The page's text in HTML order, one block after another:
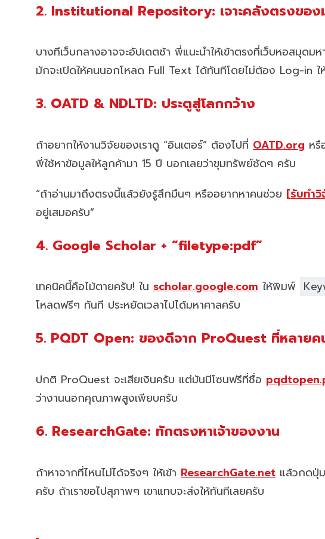
2. Institutional Repository: เจาะคลังตรงขอ
บางทีเว็บกลางอาจจะอัปเดตช้า พี่แนะนำให้เข้าตรงที่เว็บหอสมุดม
มักจะเปิดให้คนนอกโหลด Full Text ได้ทันทีโดยไม่ต้อง Log-in ใ
3. OATD & NDLTD: ประตูสู่โลกกว้าง
ถ้าอยากให้งานวิจัยของเราดู “อินเตอร์” ต้องไปที่ OATD.org หรื
พี่ใช้หาข้อมูลให้ลูกค้ามา 15 ปี บอกเลยว่าขุมทรัพย์ชัดๆ ครับ
“ถ้าอ่านมาถึงตรงนี้แล้วยังรู้สึกมึนๆ หรืออยากหาคนช่วย [รับทำวิ
อยู่เสมอครับ”
4. Google Scholar + “filetype:pdf”
เทคนิคนี้คือไม้ตายครับ! ใน scholar.google.com ให้พิมพ์
โหลดฟรีๆ ทันที ประหยัดเวลาไปได้มหาศาลครับ
5. PQDT Open: ของดีจาก ProQuest ที่หลายค
ปกติ ProQuest จะเสียเงินครับ แต่มันมีโซนฟรีที่ชื่อ
ว่างานนอกคุณภาพสูงเพียบครับ
6. ResearchGate: ทักตรงหาเจ้าของงาน
ถ้าหาจากที่ไหนไม่ได้จริงๆ ให้เข้า ResearchGate.net แล้วกดปุ่ม
ครับ ถ้าเราขอไปสุภาพๆ เขาแทบจะส่งให้ทันทีเลยครับ